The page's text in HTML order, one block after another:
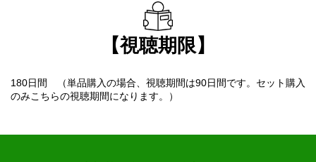
【視聴期限】
180日間 （単品購入の場合、視聴期間は90日間です。セット購入
のみこちらの視聴期間になります。）